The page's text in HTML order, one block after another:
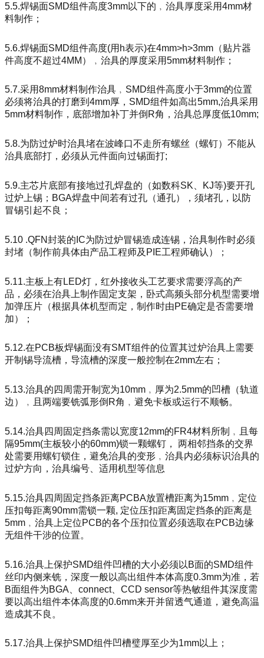
5.5.焊锡面SMD组件高度3mm以下的﹐治具厚度采用4mm材
料制作；
5.6.焊锡面SMD组件高度(用h表示)在4mm>h>3mm（贴片器
件高度不超过4MM）﹐治具的厚度采用5mm材料制作；
5.7.采用8mm材料制作治具﹐SMD组件高度小于3mm的位置
必须将治具的打磨到4mm厚，SMD组件如高出5mm,治具采用
5mm材料制作，底部增加补丁并倒R角，治具总厚度低10mm;
5.8.为防过炉时治具堵在波峰口不走所有螺丝（螺钉）不能从
治具底部打，必须从元件面向过锡面打;
5.9.主芯片底部有接地过孔焊盘的（如数科SK、KJ等)要开孔
过炉上锡；BGA焊盘中间若有过孔（通孔），须堵孔，以防
冒锡引起不良；
5.10 .QFN封装的IC为防过炉冒锡造成连锡，治具制作时必须
封堵（制作前具体由产品工程师及PIE工程师确认）；
5.11.主板上有LED灯，红外接收头工艺要求需要浮高的产
品，必须在治具上制作固定支架，卧式高频头部分机型需要增
加弹压片（根据具体机型而定，制作时由PE确定是否需要增
加）；
5.12.在PCB板焊锡面没有SMT组件的位置其过炉治具上需要
开制锡导流槽，导流槽的深度一般控制在2mm左右；
5.13.治具的四周需开制宽为10mm﹐厚为2.5mm的凹槽（轨道
边）﹐且两端要铣弧形倒R角﹐避免卡板或运行不顺畅。
5.14.治具四周固定挡条需以宽度12mm的FR4材料所制﹐且每
隔95mm(主板较小的60mm)锁一颗螺钉， 两相邻挡条的交界
处需要用螺钉锁住，避免治具的变形﹐治具内必须标识治具的
过炉方向，治具编号、适用机型等信息
5.15.治具四周固定挡条距离PCBA放置槽距离为15mm﹐定位
压扣每距离90mm需锁一颗, 定位压扣距离固定挡条的距离是
5mm﹐治具上定位PCB的各个压扣位置必须选取在PCB边缘
无组件干涉的位置。
5.16.治具上保护SMD组件凹槽的大小必须以B面的SMD组件
丝印内侧来铣，深度一般以高出组件本体高度0.3mm为准，若
B面组件为BGA、connect、CCD sensor等热敏组件其深度需
要以高出组件本体高度的0.6mm来开并留透气通道，避免高温
造成其不良。
5.17.治具上保护SMD组件凹槽璧厚至少为1mm以上；